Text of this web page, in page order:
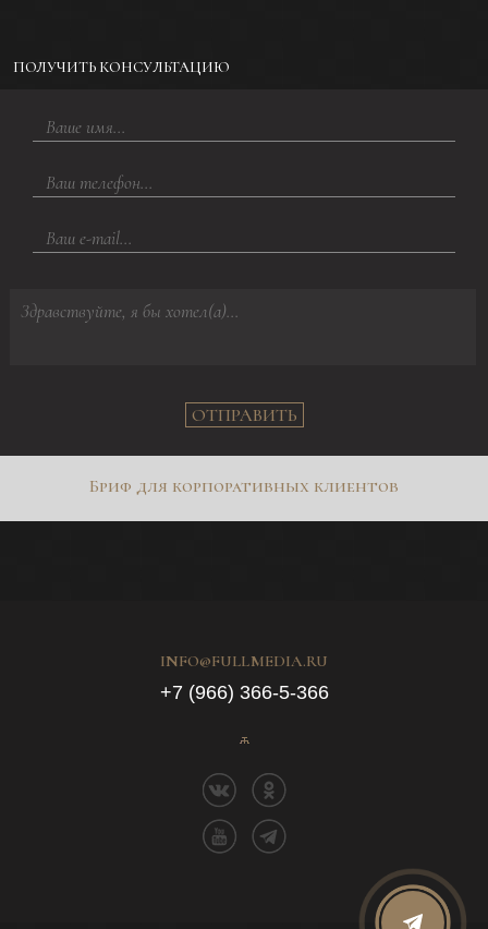
ПОЛУЧИТЬ КОНСУЛЬТАЦИЮ
ОТПРАВИТЬ
Бриф для корпоративных клиентов
INFO@FULLMEDIA.RU
+7 (966) 366-5-366